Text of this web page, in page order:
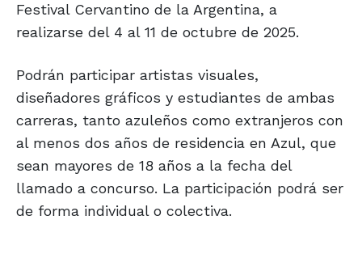
Festival Cervantino de la Argentina, a
realizarse del 4 al 11 de octubre de 2025.
Podrán participar artistas visuales,
diseñadores gráficos y estudiantes de ambas
carreras, tanto azuleños como extranjeros con
al menos dos años de residencia en Azul, que
sean mayores de 18 años a la fecha del
llamado a concurso. La participación podrá ser
de forma individual o colectiva.